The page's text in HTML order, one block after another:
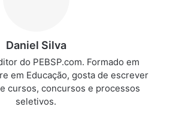
Daniel Silva
do PEBSP.com. Formado em
em Educação, gosta de escrever
cursos, concursos e processos
seletivos.